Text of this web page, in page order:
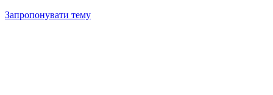
Запропонувати тему